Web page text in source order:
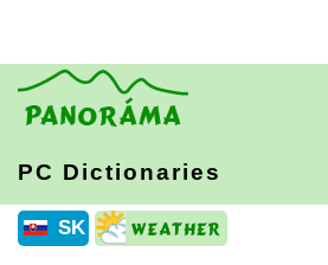
PC Dictionaries
SK